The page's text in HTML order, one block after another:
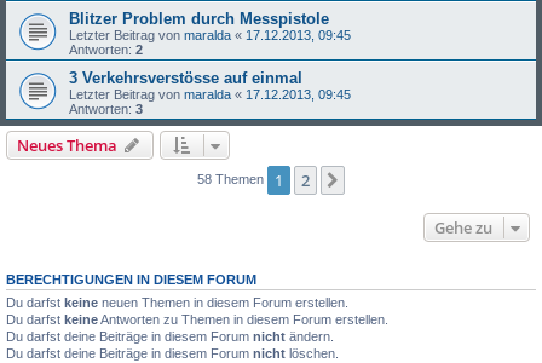
Blitzer Problem durch Messpistole
Letzter Beitrag von maralda « 17.12.2013, 09:45
Antworten: 2
3 Verkehrsverstösse auf einmal
Letzter Beitrag von maralda « 17.12.2013, 09:45
Antworten: 3
Neues Thema
58 Themen 1 2
Gehe zu
BERECHTIGUNGEN IN DIESEM FORUM
Du darfst keine neuen Themen in diesem Forum erstellen.
Du darfst keineAntworten zu Themen in diesem Forum erstellen.
Du darfst deine Beiträge in diesem Forum nicht ändern.
Du darfst deine Beiträge in diesem Forum nicht löschen.